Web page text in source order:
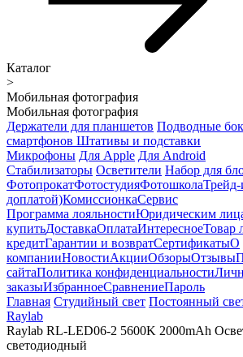
Каталог
>
Мобильная фотография
Мобильная фотография
Держатели для планшетов Подводные
смартфонов Штативы и подставки
Микрофоны Для Apple Для Android
Стабилизаторы Осветители Набор для
ФотопрокатФотостудияФотошкола
доплатой)КомиссионкаСервис
Программа лояльностиЮридическим
купитьДоставкаОплатаИнтересноеТовар
кредитГарантии и возвратСертификатыО
компанииНовостиАкцииОбзорыОтзывы
сайтаПолитика конфиденциальности
заказыИзбранноеСравнениеПароль
Главная Студийный свет Постоянный
Raylab
Raylab RL-LED06-2 5600K 2000mAh
светодиодный